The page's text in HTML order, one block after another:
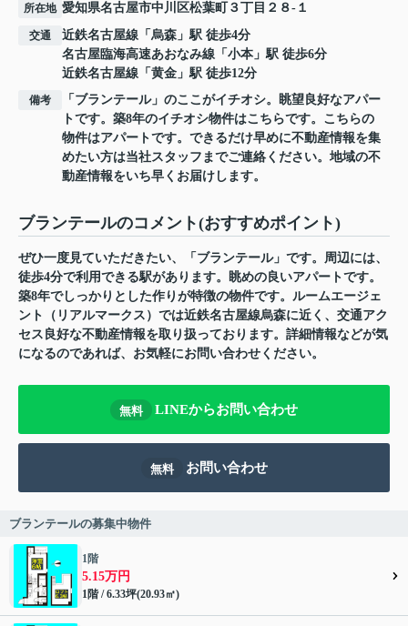
所在地 愛知県名古屋市中川区松葉町 ３丁目２８-１
交通 近鉄名古屋線 「 烏森 」駅 徒歩4分
名古屋臨海高速あおなみ線 「 小本 」駅 徒歩6分
近鉄名古屋線 「 黄金 」駅 徒歩12分
備考
「ブランテール」のここがイチオシ。眺望良好なアパー
トです。築8年のイチオシ物件はこちらです。こちらの
物件はアパートです。できるだけ早めに不動産情報を集
めたい方は当社スタッフまでご連絡ください。地域の不
動産情報をいち早くお届けします。
ブランテールのコメント(おすすめポイント)
ぜひ一度見ていただきたい、「ブランテール」です。周辺には、
徒歩4分で利用できる駅があります。眺めの良いアパートです。
築8年でしっかりとした作りが特徴の物件です。ルームエージェ
ント（リアルマークス）では近鉄名古屋線烏森に近く、交通アク
セス良好な不動産情報を取り扱っております。詳細情報などが気
になるのであれば、お気軽にお問い合わせください。
無料 LINEからお問い合わせ
無料 お問い合わせ
ブランテールの募集中物件
1階
5.15万円
1階 / 6.33坪(20.93㎡)